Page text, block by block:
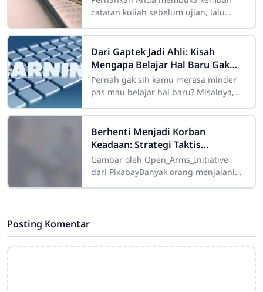
catatan kuliah sebelum ujian, lalu
terlihat seperti "sandi rumput" yang
Dari Gaptek Jadi Ahli: Kisah
Mengapa Belajar Hal Baru Gak
Pernah Mengenal Kata Terlambat
Pernah gak sih kamu merasa minder
pas mau belajar hal baru? Misalnya,
atau memahami teknologi AI yang lagi
tren,
Berhenti Menjadi Korban
Keadaan: Strategi Taktis
Menghapus Sifat Buruk untuk
Membentuk Karakter Kelas Atas
Gambar oleh Open_Arms_Initiative
dari PixabayBanyak orang menjalani
Posting Komentar